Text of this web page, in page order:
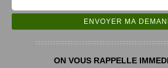
ON VOUS RAPPELLE